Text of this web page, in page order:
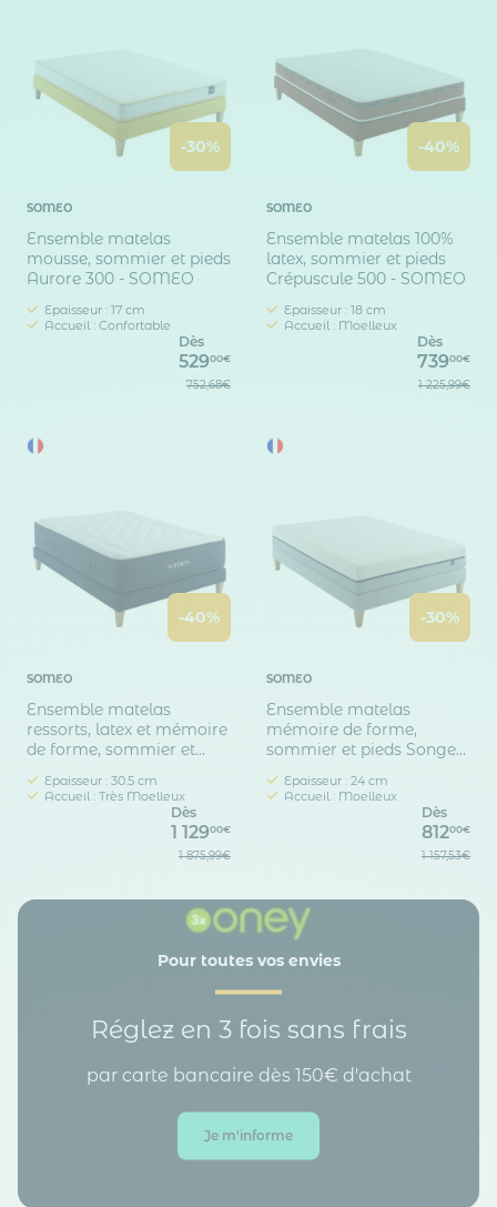
-30%
SOMEO
Ensemble matelas
mousse, sommier et pieds
Aurore 300 - SOMEO
Epaisseur : 17 cm
Accueil : Confortable
Dès
52900€
752,68€
-40%
SOMEO
Ensemble matelas 100%
latex, sommier et pieds
Crépuscule 500 - SOMEO
Epaisseur : 18 cm
Accueil : Moelleux
Dès
73900€
1 225,99€
-40%
SOMEO
Ensemble matelas
ressorts, latex et mémoire
de forme, sommier et
Epaisseur : 30.5 cm
Accueil : Très Moelleux
Dès
1 12900€
1 875,99€
-30%
SOMEO
Ensemble matelas
mémoire de forme,
sommier et pieds Songe
Epaisseur : 24 cm
Accueil : Moelleux
Dès
81200€
1 157,53€
Pour toutes vos envies
Réglez en 3 fois sans frais
par carte bancaire dès 150€ d'achat
Je m'informe